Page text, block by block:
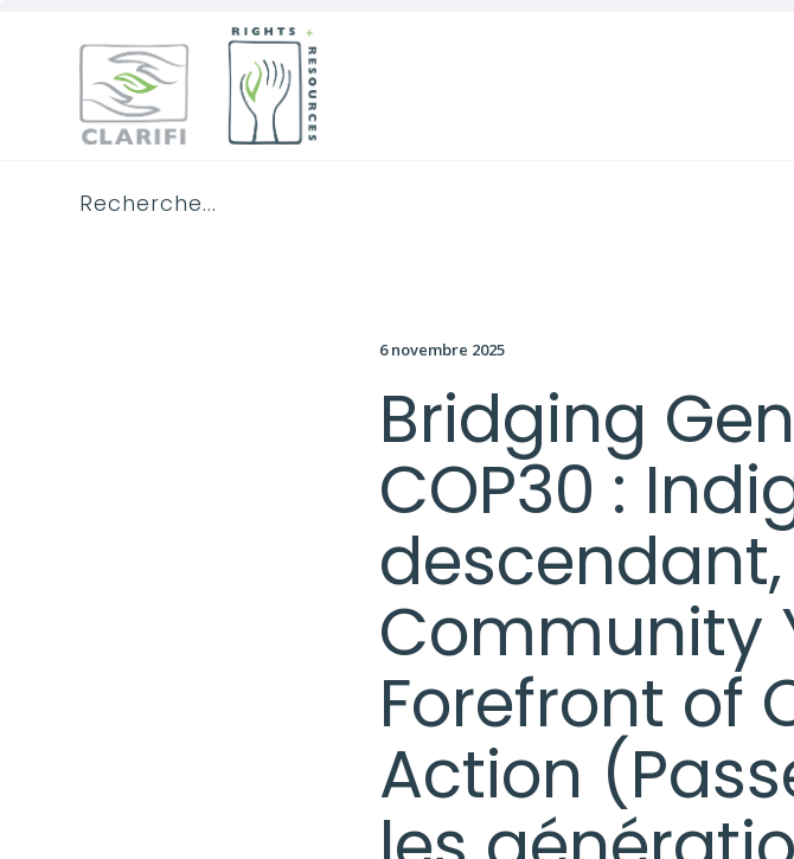
6 novembre 2025
Bridging
COP30 :
Community
Forefront of
Action